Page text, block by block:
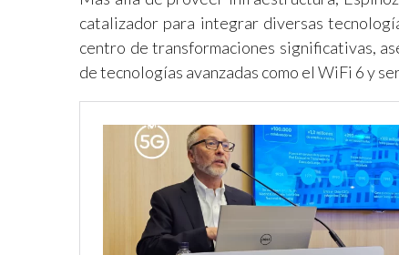
catalizador para integrar diversas
centro de transformaciones significativas,
de tecnologías avanzadas como el WiFi 6 y